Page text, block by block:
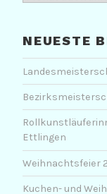
NEUESTE
Ettlingen
Weihnachtsfeier
Kuchen- und